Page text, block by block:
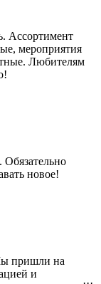
Ассортимент
мероприятия
Любителям
новое!
пришли на
и